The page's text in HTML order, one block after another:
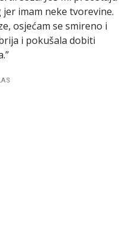
imam neke tvorevine.
osjećam se smireno i
i pokušala dobiti